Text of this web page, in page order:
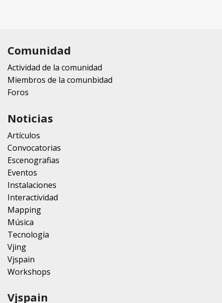
Comunidad
Actividad de la comunidad
Miembros de la comunbidad
Foros
Noticias
Artículos
Convocatorias
Escenografias
Eventos
Instalaciones
Interactividad
Mapping
Música
Tecnología
Vjing
Vjspain
Workshops
Vjspain